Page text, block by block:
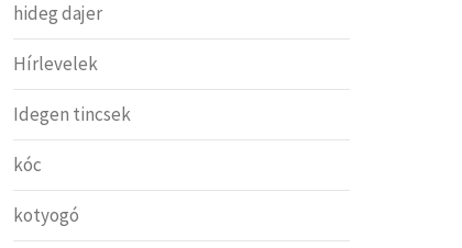
hideg dajer
Hírlevelek
Idegen tincsek
kóc
kotyogó